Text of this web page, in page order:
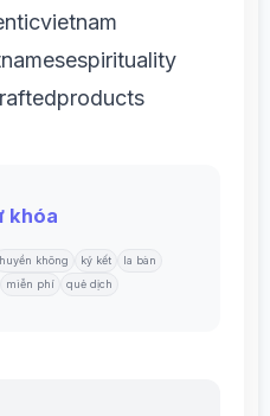
khóa
huyền không ký kết
la bàn
miễn phí quẻ dịch